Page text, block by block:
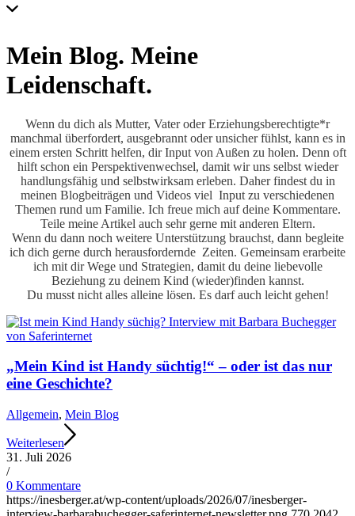
Mein Blog. Meine
Leidenschaft.
Wenn du dich als Mutter, Vater oder Erziehungsberechtigte*r
manchmal überfordert, ausgebrannt oder unsicher fühlst, kann es in
einem ersten Schritt helfen, dir Input von Außen zu holen. Denn oft
hilft schon ein Perspektivenwechsel, damit wir uns selbst wieder
handlungsfähig und selbstwirksam erleben. Daher findest du in
meinen Blogbeiträgen und Videos viel Input zu verschiedenen
Themen rund um Familie. Ich freue mich auf deine Kommentare.
Teile meine Artikel auch sehr gerne mit anderen Eltern.
Wenn du dann noch weitere Unterstützung brauchst, dann begleite
ich dich gerne durch herausfordernde Zeiten. Gemeinsam erarbeite
ich mit dir Wege und Strategien, damit du deine liebevolle
Beziehung zu deinem Kind (wieder)finden kannst.
Du musst nicht alles alleine lösen. Es darf auch leicht gehen!
„Mein Kind ist Handy süchtig!“ – oder ist das nur
eine Geschichte?
Allgemein, Mein Blog
Weiterlesen
31. Juli 2026
/
0 Kommentare
https://inesberger.at/wp-content/uploads/2026/07/inesberger-